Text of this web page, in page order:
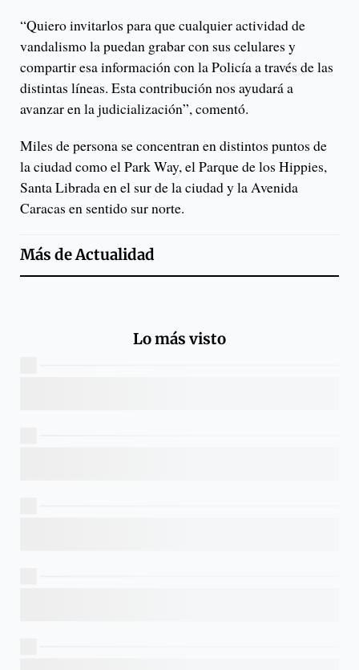
“Quiero invitarlos para que cualquier actividad de
vandalismo la puedan grabar con sus celulares y
compartir esa información con la Policía a través de las
distintas líneas. Esta contribución nos ayudará a
avanzar en la judicialización”, comentó.
Miles de persona se concentran en distintos puntos de
la ciudad como el Park Way, el Parque de los Hippies,
Santa Librada en el sur de la ciudad y la Avenida
Caracas en sentido sur norte.
Más deActualidad
Lo más visto